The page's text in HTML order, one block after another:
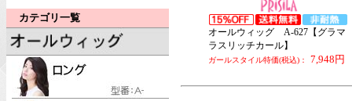
カテゴリ一覧
オールウィッグ A-627【グラマ
ラスリッチカール】
ガールスタイル特価(税込)： 7,948円